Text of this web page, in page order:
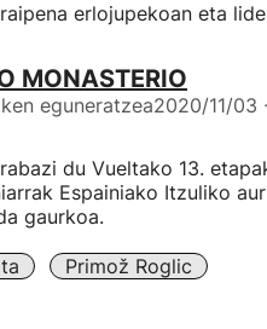
erlojupekoan eta
MONASTERIO
eguneratzea2020/11/03
du Vueltako 13.
Espainiako Itzuliko
gaurkoa.
Primož Roglic